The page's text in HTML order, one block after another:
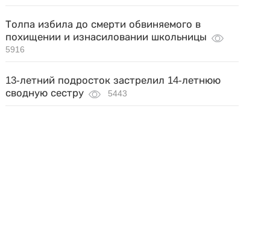
Толпа избила до смерти обвиняемого в
похищении и изнасиловании школьницы
5916
13-летний подросток застрелил 14-летнюю
сводную сестру
5443